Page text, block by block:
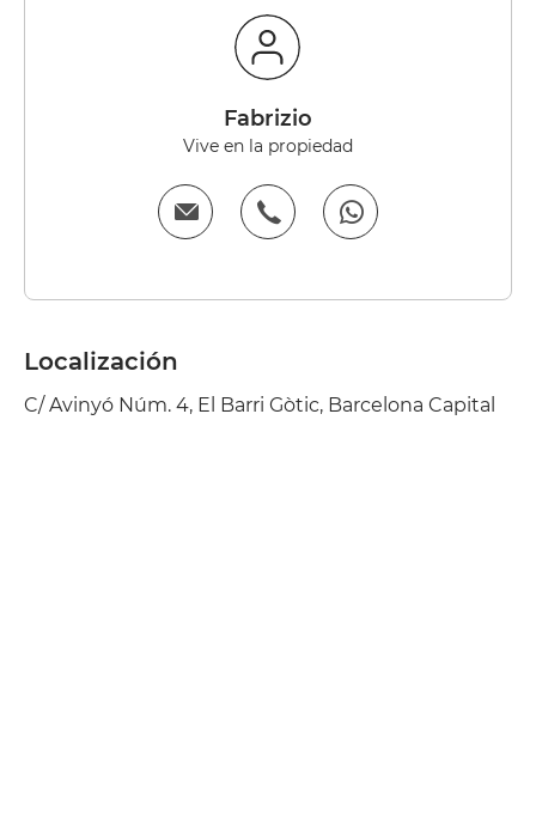
fabrizio
Vive en la propiedad
Localización
C/ Avinyó Núm. 4, El Barri Gòtic, Barcelona Capital